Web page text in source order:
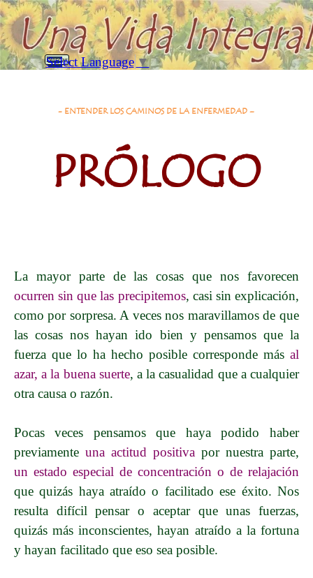
Vaya al Contenido
Saltar menú
Select Language ▼
Buscar
- ENTENDER LOS CAMINOS DE LA ENFERMEDAD –
PRÓLOGO
La mayor parte de las cosas que nos favorecen
ocurren sin que las precipitemos, casi sin explicación,
como por sorpresa. A veces nos maravillamos de que
las cosas nos hayan ido bien y pensamos que la
fuerza que lo ha hecho posible corresponde más al
azar, a la buena suerte, a la casualidad que a cualquier
otra causa o razón.
Pocas veces pensamos que haya podido haber
previamente una actitud positiva por nuestra parte,
un estado especial de concentración o de relajación
que quizás haya atraído o facilitado ese éxito. Nos
resulta difícil pensar o aceptar que unas fuerzas,
quizás más inconscientes, hayan atraído a la fortuna
y hayan facilitado que eso sea posible.